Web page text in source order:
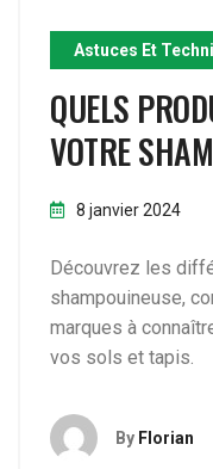
Astuces Et
QUELS
VOTRE
8 janvier 2024
Découvrez les
shampouineuse,
marques à
vos sols et tapis.
By Florian